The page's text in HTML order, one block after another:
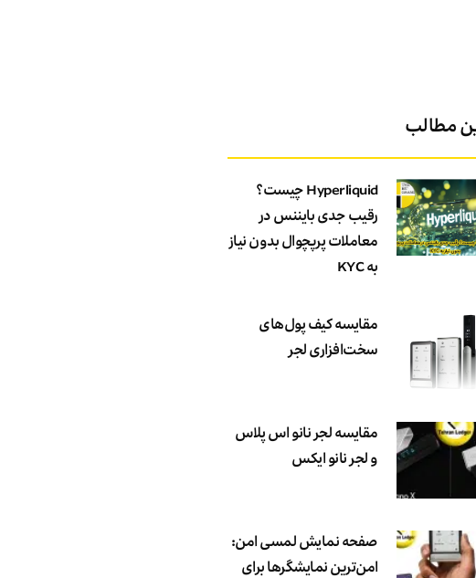
مطالب
Hyperliquid چیست؟
رقیب جدی بایننس در
معاملات پرپچوال بدون نیاز
به KYC
مقایسه کیف پول‌های
سخت‌افزاری لجر
مقایسه لجر نانو اس پلاس
و لجر نانو ایکس
صفحه نمایش لمسی امن:
امن‌ترین نمایشگرها برای